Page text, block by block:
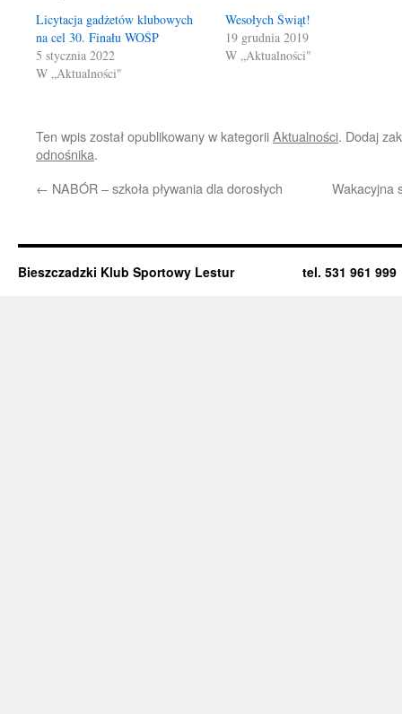
Licytacja gadżetów klubowych
na cel 30. Finału WOŚP
5 stycznia 2022
W „Aktualności"
Wesołych Świąt!
19 grudnia 2019
W „Aktualności"
Ten wpis został opublikowany w kategoriiAktualności. Dodaj
odnośnika.
← NABÓR – szkoła pływania dla dorosłych Wakacyjna
Bieszczadzki Klub Sportowy Lestur tel. 531 961 999